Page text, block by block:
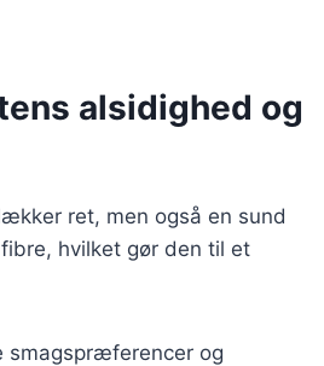
alsidighed og
ret, men også en sund
hvilket gør den til et
smagspræferencer og